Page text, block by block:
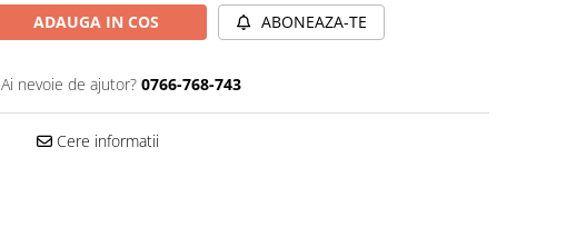
ADAUGA IN COS ABONEAZA-TE
Ai nevoie de ajutor? 0766-768-743
Cere informatii